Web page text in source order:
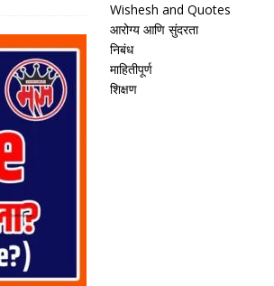
Wishesh and Quotes
आरोग्य आणि सुंदरता
निबंध
माहितीपूर्ण
शिक्षण